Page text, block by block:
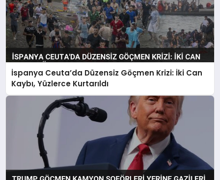
İspanya Ceuta’da Düzensiz Göçmen Krizi: İki Can
Kaybı, Yüzlerce Kurtarıldı